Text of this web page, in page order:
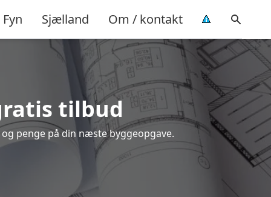
Fyn Sjælland Om / kontakt
tilbud
penge på din næste byggeopgave.